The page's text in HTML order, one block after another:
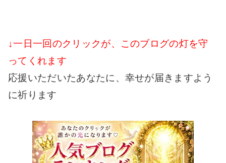
↓一日一回のクリックが、このブログの灯を守
ってくれます
応援いただいたあなたに、幸せが届きますよう
に祈ります